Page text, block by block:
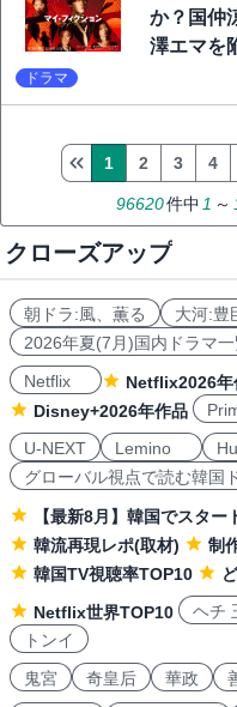
か？国仲
澤エマを
ドラマ
96620件中 1 ～
1 2 3 4
クローズアップ
朝ドラ:風、薫る 大河:豊
2026年夏(7月)国内ドラマ一
Netflix
Netflix2026年
Disney+2026年作品
U-NEXT
Lemino
グローバル視点で読む韓国
【最新8月】韓国でスタ
韓流再現レポ(取材)
制
韓国TV視聴率TOP10
Netflix世界TOP10
ヘチ
トンイ
鬼宮
奇皇后 華政